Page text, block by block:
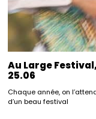
Au Large
25.06
Chaque année, on
d’un beau festival